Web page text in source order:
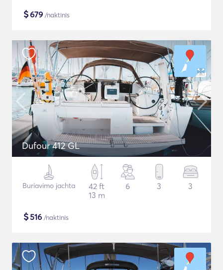
$679 /naktinis
Dufour 412 GL
Buriavimo jachta
42 ft
13 m
6 3 3
$516 /naktinis